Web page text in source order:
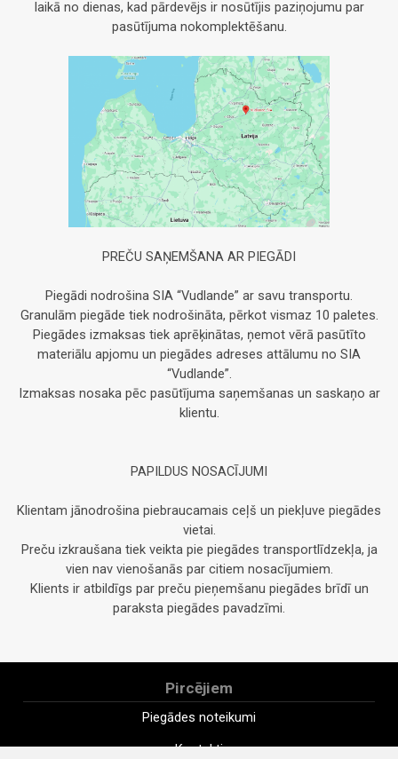
laikā no dienas, kad pārdevējs ir nosūtījis paziņojumu par
pasūtījuma nokomplektēšanu.
PREČU SAŅEMŠANA AR PIEGĀDI
Piegādi nodrošina SIA “Vudlande” ar savu transportu.
Granulām piegāde tiek nodrošināta, pērkot vismaz 10 paletes.
Piegādes izmaksas tiek aprēķinātas, ņemot vērā pasūtīto
materiālu apjomu un piegādes adreses attālumu no SIA
“Vudlande”.
Izmaksas nosaka pēc pasūtījuma saņemšanas un saskaņo ar
klientu.
PAPILDUS NOSACĪJUMI
Klientam jānodrošina piebraucamais ceļš un piekļuve piegādes
vietai.
Preču izkraušana tiek veikta pie piegādes transportlīdzekļa, ja
vien nav vienošanās par citiem nosacījumiem.
Klients ir atbildīgs par preču pieņemšanu piegādes brīdī un
paraksta piegādes pavadzīmi.
Pircējiem
Piegādes noteikumi
Kontakti